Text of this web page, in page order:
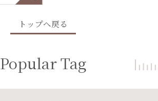
トップへ戻る
Popular Tag